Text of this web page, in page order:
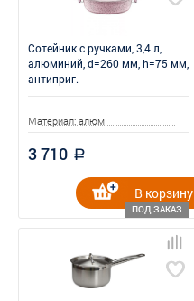
Сотейник с ручками, 3,4 л,
алюминий, d=260 мм, h=75 мм,
антиприг.
Материал: алюм
3 710 a
ПОД ЗАКАЗ
В корзину